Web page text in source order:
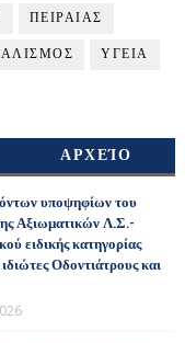
ΠΕΙΡΑΙΑΣ
ΥΓΕΙΑ
ΑΡΧΕΊΟ
υποψηφίων του
Αξιωματικών Λ.Σ.-
ειδικής κατηγορίας
Οδοντιάτρους και